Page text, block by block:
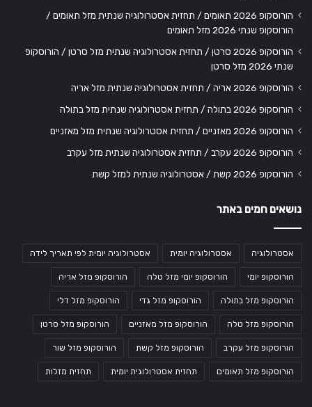
הורוסקופ 2026 תאומים / תחזית אסטרולוגיה שנתית מזל תאומים /
הורוסקופ שנתי 2026 מזל תאומים
הורוסקופ 2026 סרטן / תחזית אסטרולוגיה שנתית מזל סרטן / הורוסקופ
שנתי 2026 מזל סרטן
הורוסקופ 2026 אריה / תחזית אסטרולוגיה שנתית מזל אריה
הורוסקופ 2026 בתולה / תחזית אסטרולוגיה שנתית מזל בתולה
הורוסקופ 2026 מאזניים / תחזית אסטרולוגיה שנתית מזל מאזניים
הורוסקופ 2026 עקרב / תחזית אסטרולוגיה שנתית מזל עקרב
הורוסקופ 2026 קשת / אסטרולוגיה שנתית למזל קשת
נושאים חמים באתר
אסטרולוגיה אסטרולוגיה יומית אסטרולוגיה יומית לפי תאריך לידה
הורוסקופ יומי הורוסקופ יומי מזל טלה הורוסקופ מזל אריה
הורוסקופ מזל בתולה הורוסקופ מזל גדי הורוסקופ מזל דלי
הורוסקופ מזל טלה הורוסקופ מזל מאזניים הורוסקופ מזל סרטן
הורוסקופ מזל עקרב הורוסקופ מזל קשת הורוסקופ מזל שור
הורוסקופ מזל תאומים תחזית אסטרולוגית יומית תחזית מזלות